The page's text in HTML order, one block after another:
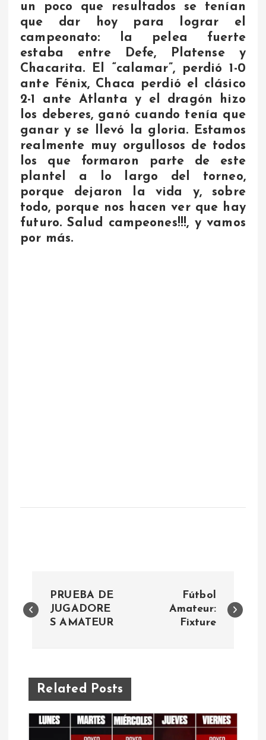
un poco que resultados se tenían
que dar hoy para lograr el
campeonato: la pelea fuerte
estaba entre Defe, Platense y
Chacarita. El “calamar”, perdió 1-0
ante Fénix, Chaca perdió el clásico
2-1 ante Atlanta y el dragón hizo
los deberes, ganó cuando tenía que
ganar y se llevó la gloria. Estamos
realmente muy orgullosos de todos
los que formaron parte de este
plantel a lo largo del torneo,
porque dejaron la vida y, sobre
todo, porque nos hacen ver que hay
futuro. Salud campeones!!!, y vamos
por más.
a
e
g
a
PRUEBA DE
JUGADORE
S AMATEUR
Fútbol
Amateur:
Fixture
Related Posts